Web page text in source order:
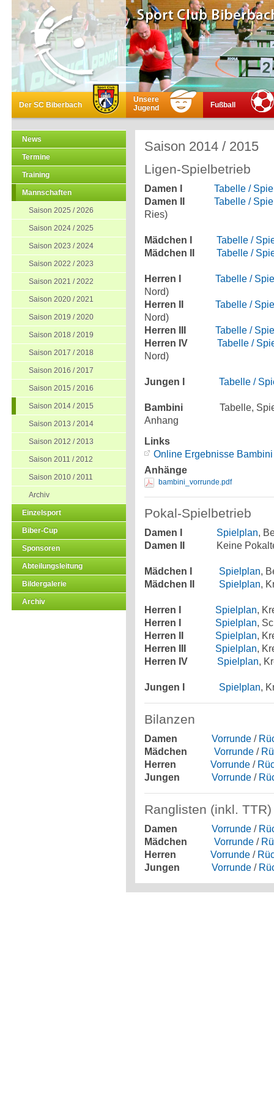
Der SC Biberbach
Unsere
Jugend
Fußball
News
Termine
Training
Mannschaften
Saison 2025 / 2026
Saison 2024 / 2025
Saison 2023 / 2024
Saison 2022 / 2023
Saison 2021 / 2022
Saison 2020 / 2021
Saison 2019 / 2020
Saison 2018 / 2019
Saison 2017 / 2018
Saison 2016 / 2017
Saison 2015 / 2016
Saison 2014 / 2015
Saison 2013 / 2014
Saison 2012 / 2013
Saison 2011 / 2012
Saison 2010 / 2011
Archiv
Einzelsport
Biber-Cup
Sponsoren
Abteilungsleitung
Bildergalerie
Archiv
Saison 2014 / 2015
Ligen-Spielbetrieb
Damen I Tabelle /
Damen II
Tabelle /
Ries)
Mädchen I
Tabelle /
Mädchen II
Tabelle /
Herren I
Tabelle /
Nord)
Herren II
Tabelle /
Nord)
Herren III
Tabelle /
Herren IV
Tabelle /
Nord)
Jungen I Tabelle /
Bambini
Tabelle,
Anhang
Links
Online Ergebnisse Bambini
Anhänge
bambini_vorrunde.pdf
Pokal-Spielbetrieb
Damen I Spielplan,
Damen II
Keine
Mädchen I Spielplan,
Mädchen II
Spielplan,
Herren I Spielplan,
Herren I
Spielplan,
Herren II
Spielplan,
Herren III
Spielplan,
Herren IV
Spielplan,
Jungen I Spielplan,
Bilanzen
Damen Vorrunde /
Mädchen
Vorrunde /
Herren
Vorrunde /
Jungen
Vorrunde /
Ranglisten (inkl. TTR)
Damen Vorrunde /
Mädchen
Vorrunde /
Herren
Vorrunde /
Jungen
Vorrunde /